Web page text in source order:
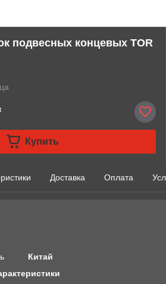
подвесных концевых TOR
Купить
Доставка Оплата
Китай